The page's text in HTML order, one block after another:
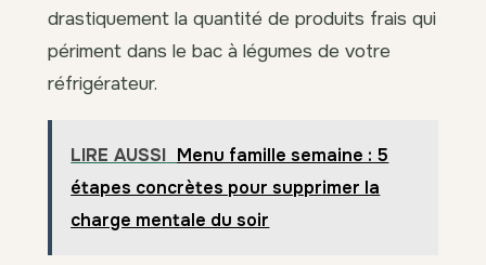
drastiquement la quantité de produits frais qui
périment dans le bac à légumes de votre
réfrigérateur.
LIRE AUSSI Menu famille semaine : 5
étapes concrètes pour supprimer la
charge mentale du soir